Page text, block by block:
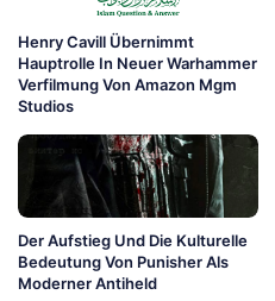
Henry Cavill Übernimmt
Hauptrolle In Neuer Warhammer
Verfilmung Von Amazon Mgm
Studios
Der Aufstieg Und Die Kulturelle
Bedeutung Von Punisher Als
Moderner Antiheld